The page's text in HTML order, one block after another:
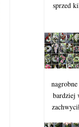
sprzed
bardziej